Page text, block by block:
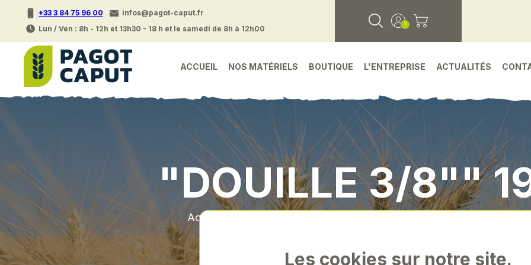
+33 3 84 75 96 00
infos@pagot-caput.fr
Lun / Ven : 8h - 12h et 13h30 - 18 h et le samedi de 8h à 12h00
ACCUEIL NOS MATÉRIELS BOUTIQUE L'ENTREPRISE ACTUALITÉS
"DOUILLE 3/8""
Accueil
Les cookies sur notre site.